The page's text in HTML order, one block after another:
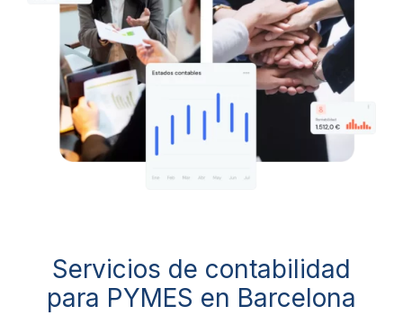
Servicios de contabilidad
para PYMES en Barcelona